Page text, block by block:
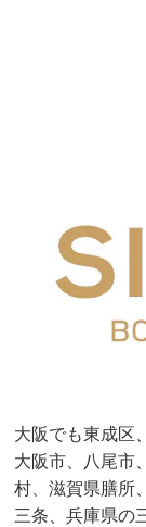
大阪でも東成区
大阪市、八尾市
村、滋賀県膳所
三条、兵庫県の